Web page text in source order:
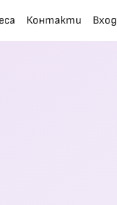
Контакти Вход